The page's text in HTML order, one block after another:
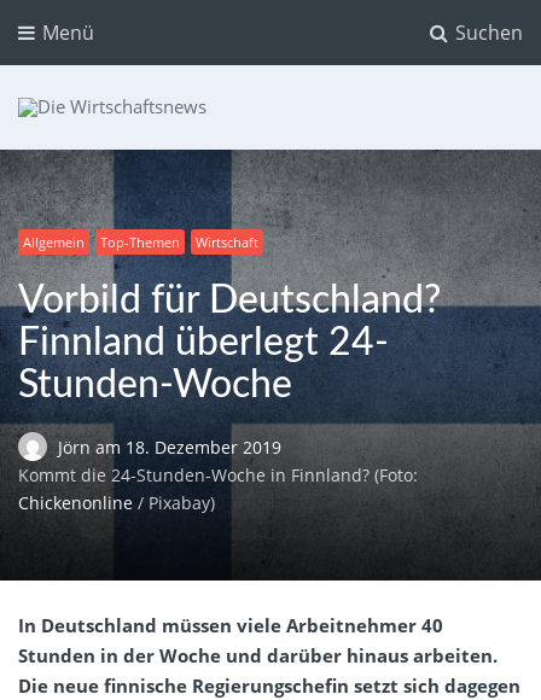
Suchen
Menü
Dein Ratgeber für Aktien und Kryptowährungen
Allgemein Top-Themen Wirtschaft
Vorbild für Deutschland?
Finnland überlegt 24-
Stunden-Woche
Jörnam 18. Dezember 2019
Kommt die 24-Stunden-Woche in Finnland? (Foto:
Chickenonline / Pixabay)
In Deutschland müssen viele Arbeitnehmer 40
Stunden in der Woche und darüber hinaus arbeiten.
Die neue finnische Regierungschefin setzt sich dagegen